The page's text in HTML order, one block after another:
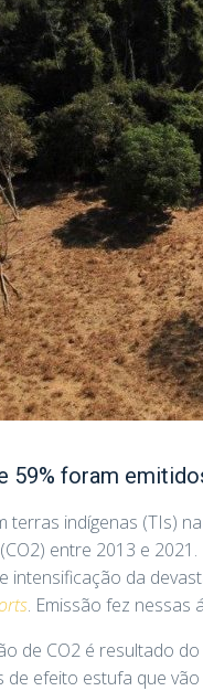
59% foram
terras indígenas (TIs)
entre 2013 e
intensificação da
. Emissão fez nessas
de CO2 é resultado
de efeito estufa que